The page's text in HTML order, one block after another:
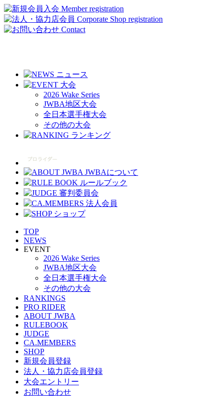
2026 Wake Series
JWBA地区大会
全日本選手権大会
その他の大会
TOP
NEWS
EVENT
2026 Wake Series
JWBA地区大会
全日本選手権大会
その他の大会
RANKINGS
PRO RIDER
ABOUT JWBA
RULEBOOK
JUDGE
CA.MEMBERS
SHOP
新規会員登録
法人・協力店会員登録
大会エントリー
お問い合わせ